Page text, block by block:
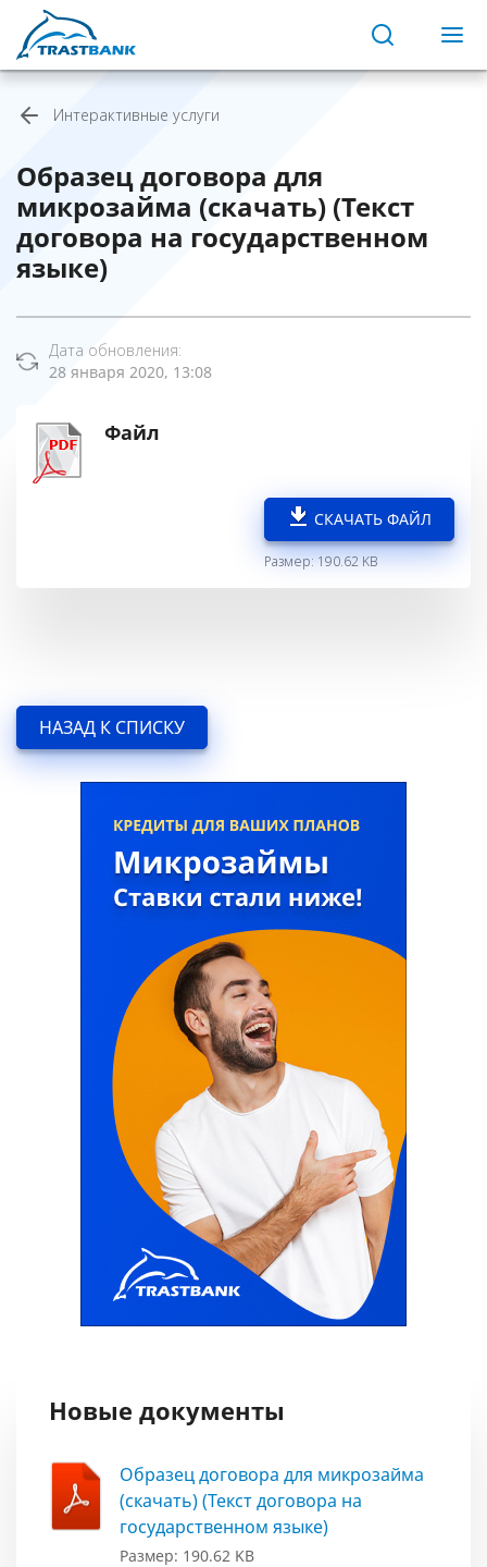
Интерактивные услуги
Образец договора для
микрозайма (скачать) (Текст
договора на государственном
языке)
Дата обновления:
28 января 2020, 13:08
Файл
СКАЧАТЬ ФАЙЛ
Размер: 190.62 KB
НАЗАД К СПИСКУ
Новые документы
Образец договора для микрозайма
(скачать) (Текст договора на
государственном языке)
Размер: 190.62 KB